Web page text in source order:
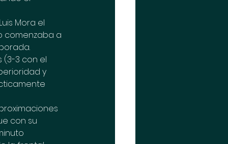
Mora el
comenzaba a
(3-3 con el
y
con su